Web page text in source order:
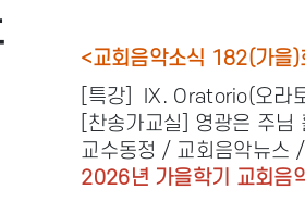
<교회음악소식 182(가을)
[특강] IX. Oratorio(오라
[찬송가교실] 영광은 주
교수동정 / 교회음악뉴스
2026년 가을학기 교회음